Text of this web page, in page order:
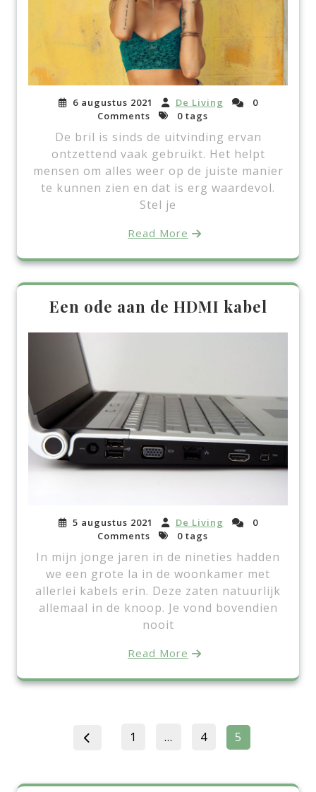
6 augustus 2021 De Living
0
Comments
0 tags
De bril is sinds de uitvinding ervan
ontzettend vaak gebruikt. Het helpt
mensen om alles weer op de juiste manier
te kunnen zien en dat is erg waardevol.
Stel je
Read More
Een ode aan de HDMI kabel
5 augustus 2021 De Living
0
Comments
0 tags
In mijn jonge jaren in de nineties hadden
we een grote la in de woonkamer met
allerlei kabels erin. Deze zaten natuurlijk
allemaal in de knoop. Je vond bovendien
nooit
Read More
Berichten
paginering
Page
1 … Page
4 Page
5